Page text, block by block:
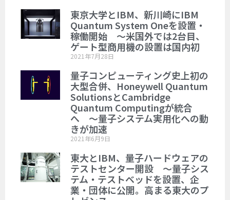
東京大学とIBM、新川崎にIBM
Quantum System Oneを設置・
稼働開始 ～米国外では2台目、
ゲート型商用機の設置は国内初
2021年7月28日
量子コンピューティング史上初の
大型合併、Honeywell Quantum
SolutionsとCambridge
Quantum Computingが統合
へ ～量子システム実用化への動
きが加速
2021年6月9日
東大とIBM、量子ハードウェアの
テストセンター開設 ～量子シス
テム・テストベッドを設置、企
業・団体に公開。高まる東大のプ